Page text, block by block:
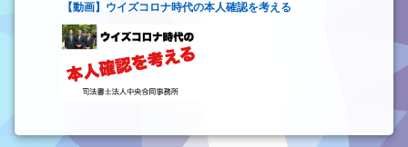
【動画】ウイズコロナ時代の本人確認を考える